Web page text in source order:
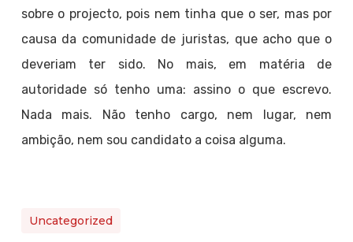
sobre o projecto, pois nem tinha que o ser, mas por
causa da comunidade de juristas, que acho que o
deveriam ter sido. No mais, em matéria de
autoridade só tenho uma: assino o que escrevo.
Nada mais. Não tenho cargo, nem lugar, nem
ambição, nem sou candidato a coisa alguma.
Uncategorized